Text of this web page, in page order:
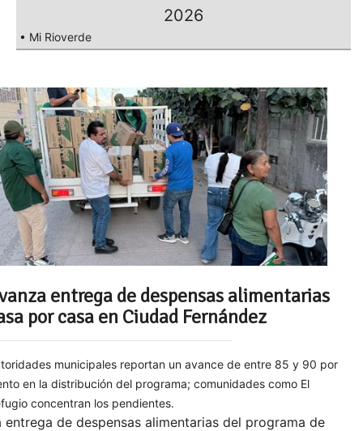
2026
• Mi Rioverde
entrega de despensas alimentarias
por casa en Ciudad Fernández
municipales reportan un avance de entre 85 y 90 por
en la distribución del programa; comunidades como El
concentran los pendientes.
entrega de despensas alimentarias del programa de